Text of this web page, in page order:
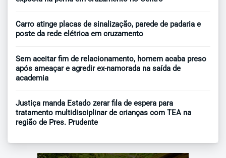
Carro atinge placas de sinalização, parede de padaria e
poste da rede elétrica em cruzamento
Sem aceitar fim de relacionamento, homem acaba preso
após ameaçar e agredir ex-namorada na saída de
academia
Justiça manda Estado zerar fila de espera para
tratamento multidisciplinar de crianças com TEA na
região de Pres. Prudente